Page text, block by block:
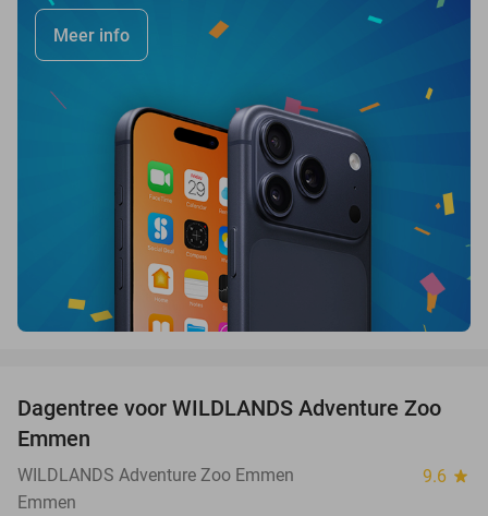
Meer info
24%
Dagentree voor WILDLANDS Adventure Zoo
Emmen
WILDLANDS Adventure Zoo Emmen 9.6 star
Emmen